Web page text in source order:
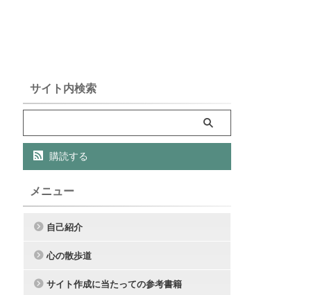
サイト内検索
購読する
メニュー
自己紹介
心の散歩道
サイト作成に当たっての参考書籍